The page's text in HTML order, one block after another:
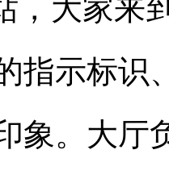
，大家来
指示标识
象。大厅